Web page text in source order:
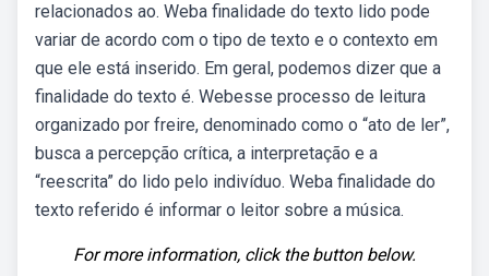
relacionados ao. Weba finalidade do texto lido pode
variar de acordo com o tipo de texto e o contexto em
que ele está inserido. Em geral, podemos dizer que a
finalidade do texto é. Webesse processo de leitura
organizado por freire, denominado como o “ato de ler”,
busca a percepção crítica, a interpretação e a
“reescrita” do lido pelo indivíduo. Weba finalidade do
texto referido é informar o leitor sobre a música.
For more information, click the button below.